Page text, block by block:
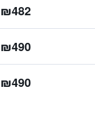
₪482
₪490
₪490